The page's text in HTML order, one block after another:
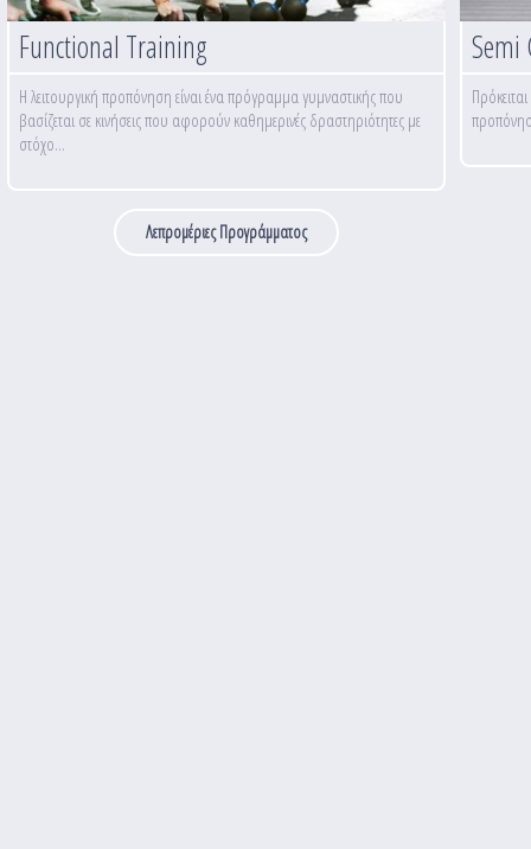
Functional Training
Η λειτουργική προπόνηση είναι ένα πρόγραμμα γυμναστικής που
βασίζεται σε κινήσεις που αφορούν καθημερινές δραστηριότητες με
στόχο...
Λεπρομέριες Προγράμματος
Semi